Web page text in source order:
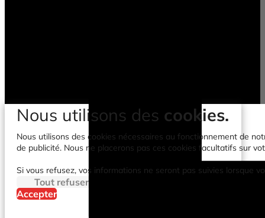
Nous utilisons des cookies.
Nous utilisons des cookies nécessaires au fonctionnement de
de publicité. Nous ne placerons pas ces cookies facultatifs sur
Si vous refusez, vos informations ne seront pas suivies lorsque
Tout refuser
Accepter